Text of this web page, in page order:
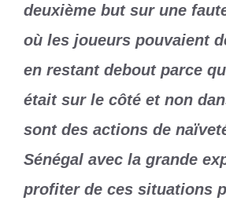
deuxième but sur une
où les joueurs pouvaient
en restant debout parce
était sur le côté et non
sont des actions de
Sénégal avec la grande
profiter de ces situations